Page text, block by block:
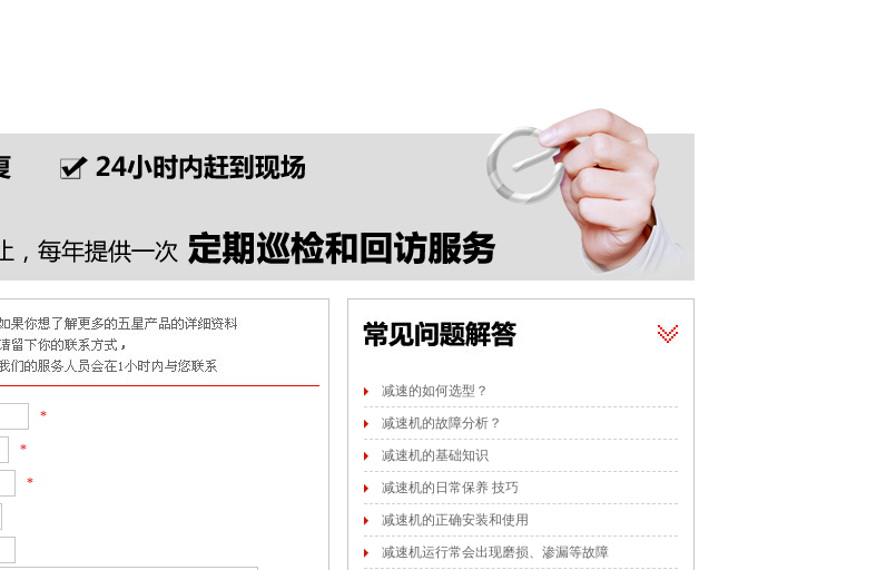
*
*
*
减速的如何选型？
减速机的故障分析？
减速机的基础知识
减速机的日常保养 技巧
减速机的正确安装和使用
减速机运行常会出现磨损、渗漏等故障